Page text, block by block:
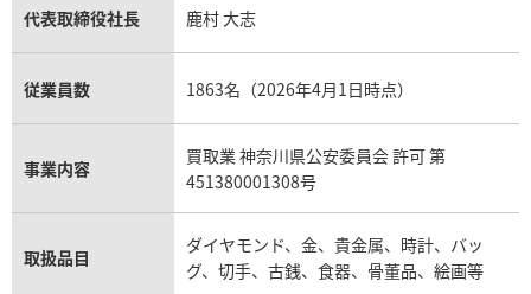
代表取締役社長 鹿村 大志
従業員数 1863名（2026年4月1日時点）
事業内容
買取業 神奈川県公安委員会 許可 第
451380001308号
取扱品目
ダイヤモンド、金、貴金属、時計、バッ
グ、切手、古銭、食器、骨董品、絵画等